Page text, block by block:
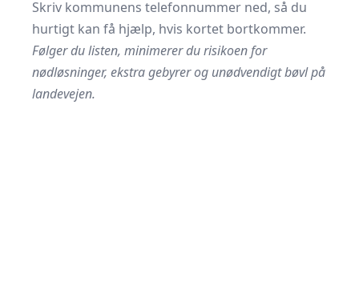
Skriv kommunens telefonnummer ned, så du
hurtigt kan få hjælp, hvis kortet bortkommer.
Følger du listen, minimerer du risikoen for
nødløsninger, ekstra gebyrer og unødvendigt bøvl på
landevejen.